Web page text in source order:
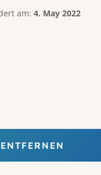
am: 4. May 2022